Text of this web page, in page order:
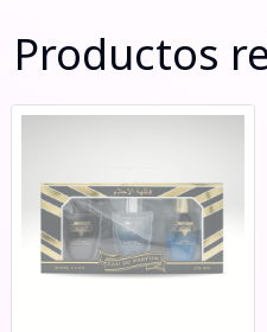
Productos